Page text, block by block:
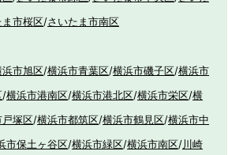
ま市桜区/さいたま市南区
浜市旭区/横浜市青葉区/横浜市磯子区/横浜市
/横浜市港南区/横浜市港北区/横浜市栄区/横
塚区/横浜市都筑区/横浜市鶴見区/横浜市中
市保土ヶ谷区/横浜市緑区/横浜市南区/川崎